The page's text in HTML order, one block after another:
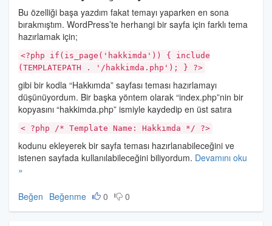
Bu özelliği başa yazdım fakat temayı yaparken en sona
bırakmıştım. WordPress’te herhangi bir sayfa için farklı tema
hazırlamak için;
<?php if(is_page('hakkimda')) { include
(TEMPLATEPATH . '/hakkimda.php'); } ?>
gibi bir kodla “Hakkımda” sayfası teması hazırlamayı
düşünüyordum. Bir başka yöntem olarak “index.php”nin bir
kopyasını “hakkimda.php” ismiyle kaydedip en üst satıra
< ?php /* Template Name: Hakkımda */ ?>
kodunu ekleyerek bir sayfa teması hazırlanabileceğini ve
istenen sayfada kullanılabileceğini biliyordum. Devamını oku
»
Beğen Beğenme 0 0